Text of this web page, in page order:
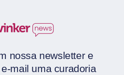
nossa newsletter e
mail uma curadoria